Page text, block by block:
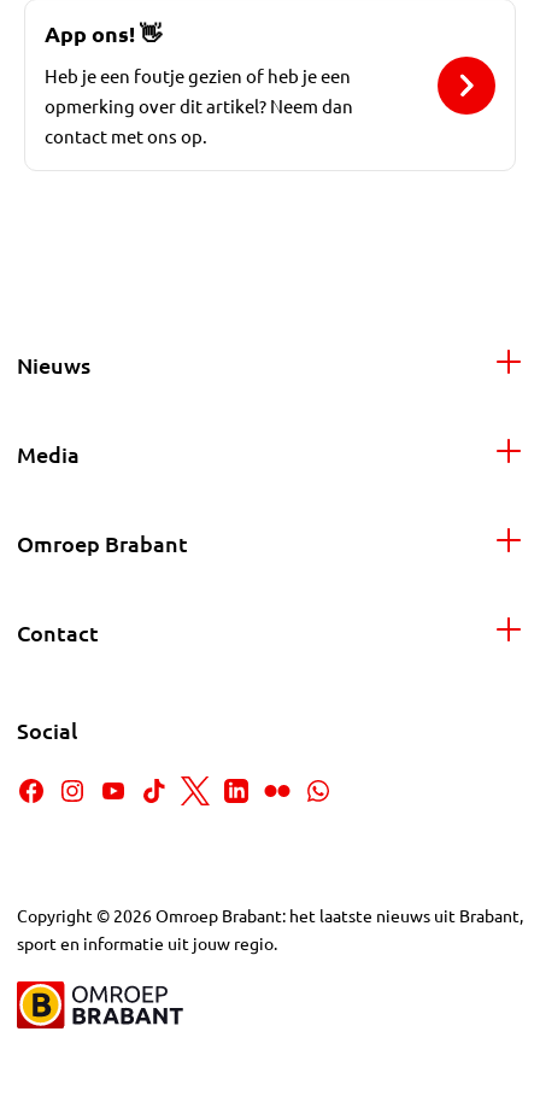
App ons!👋
Heb je een foutje gezien of heb je een
opmerking over dit artikel? Neem dan
contact met ons op.
Nieuws
Media
Omroep Brabant
Contact
Social
Copyright © 2026Omroep Brabant: het laatste nieuws uit Brabant,
sport en informatie uit jouw regio.